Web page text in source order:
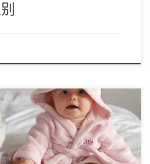
求子艰难，所以在试管过程中，